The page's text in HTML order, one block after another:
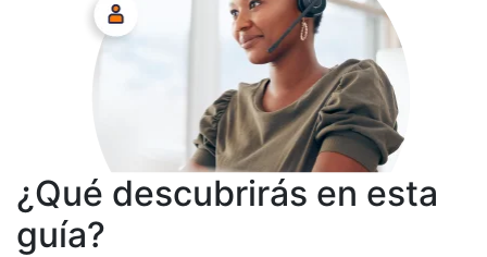
¿Qué descubrirás en esta
guía?